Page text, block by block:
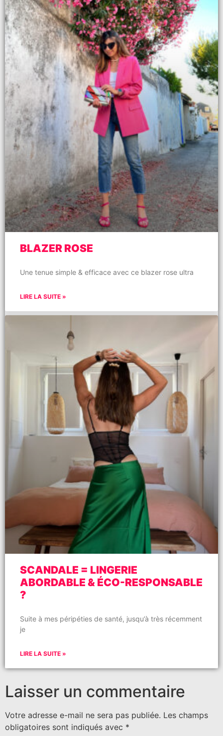
BLAZER ROSE
Une tenue simple & efficace avec ce blazer rose ultra
LIRE LA SUITE »
SCANDALE = LINGERIE
ABORDABLE & ÉCO-RESPONSABLE
?
Suite à mes péripéties de santé, jusqu’à très récemment
je
LIRE LA SUITE »
Laisser un commentaire
Votre adresse e-mail ne sera pas publiée. Les champs
obligatoires sont indiqués avec *